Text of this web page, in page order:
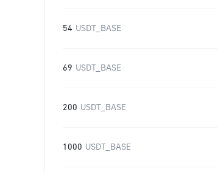
54 USDT_BASE
69 USDT_BASE
200 USDT_BASE
1000 USDT_BASE